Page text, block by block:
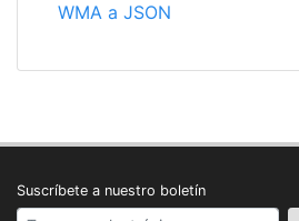
WMA a JSON
Suscríbete a nuestro boletín